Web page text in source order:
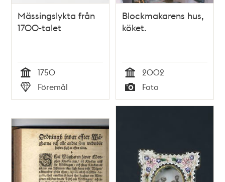
Mässingslykta från
1700-talet
Tid
1750
Typ
Föremål
Blockmakarens hus,
köket.
Tid
2002
Typ
Foto